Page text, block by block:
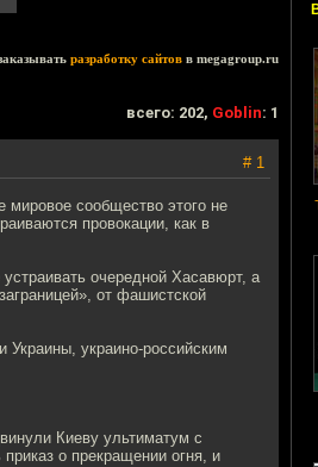
разработку сайтов в megagroup.ru
всего: 202, Goblin: 1
# 1
мировое сообщество этого не
провокации, как в
очередной Хасавюрт, а
от фашистской
украино-российским
Киеву ультиматум с
о прекращении огня, и